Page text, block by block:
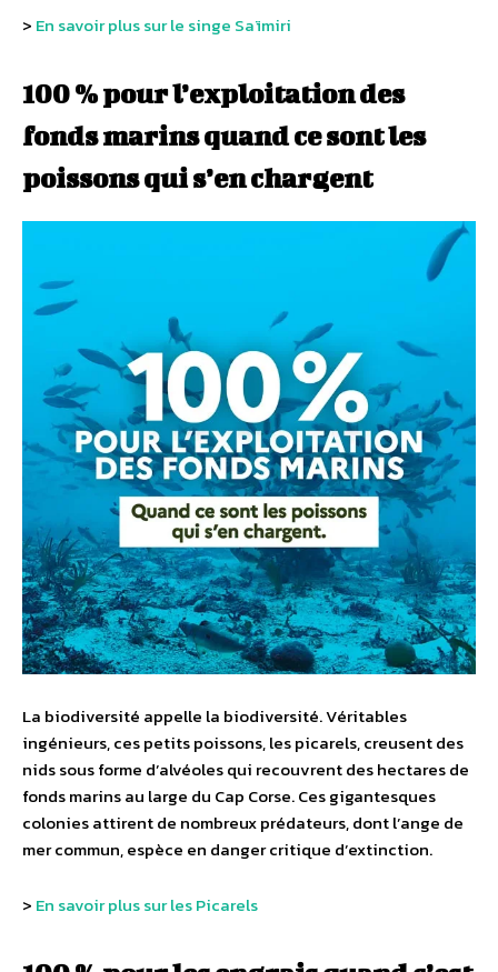
> En savoir plus sur le singe Saïmiri
100 % pour l’exploitation des
fonds marins quand ce sont les
poissons qui s’en chargent
La biodiversité appelle la biodiversité. Véritables
ingénieurs, ces petits poissons, les picarels, creusent des
nids sous forme d’alvéoles qui recouvrent des hectares de
fonds marins au large du Cap Corse. Ces gigantesques
colonies attirent de nombreux prédateurs, dont l’ange de
mer commun, espèce en danger critique d’extinction.
> En savoir plus sur les Picarels